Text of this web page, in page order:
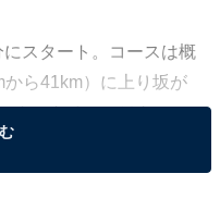
スタート。コースは概
ら41km）に上り坂が
トになるのではないで